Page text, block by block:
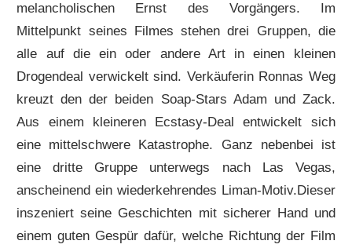
melancholischen Ernst des Vorgängers. Im
Mittelpunkt seines Filmes stehen drei Gruppen, die
alle auf die ein oder andere Art in einen kleinen
Drogendeal verwickelt sind. Verkäuferin Ronnas Weg
kreuzt den der beiden Soap-Stars Adam und Zack.
Aus einem kleineren Ecstasy-Deal entwickelt sich
eine mittelschwere Katastrophe. Ganz nebenbei ist
eine dritte Gruppe unterwegs nach Las Vegas,
anscheinend ein wiederkehrendes Liman-Motiv.Dieser
inszeniert seine Geschichten mit sicherer Hand und
einem guten Gespür dafür, welche Richtung der Film